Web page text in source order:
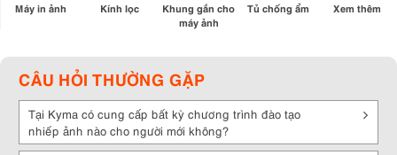
Máy in ảnh Kính lọc
Khung gắn cho
máy ảnh
Tủ chống ẩm Xem thêm
CÂU HỎI THƯỜNG GẶP
Tại Kyma có cung cấp bất kỳ chương trình đào tạo
nhiếp ảnh nào cho người mới không?